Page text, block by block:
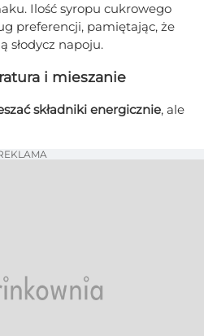
Ilość syropu cukrowego
preferencji, pamiętając, że
słodycz napoju.
i mieszanie
składniki energicznie, ale